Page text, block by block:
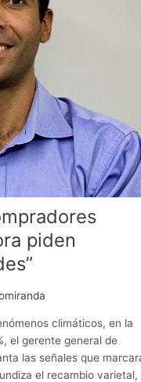
piden
climáticos, en la
el gerente general de
las señales que
el recambio varietal,